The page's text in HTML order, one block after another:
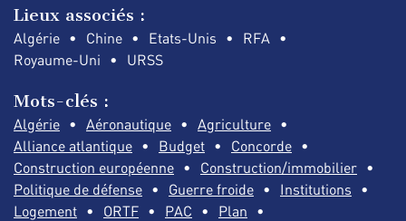
Lieux associés :
Algérie Chine Etats-Unis
RFA
Royaume-Uni
URSS
Mots-clés :
Algérie Aéronautique
Agriculture
Alliance atlantique
Budget
Concorde
Construction européenne
Construction/immobilier
Politique de défense
Guerre froide
Institutions
Logement
ORTF PAC
Plan